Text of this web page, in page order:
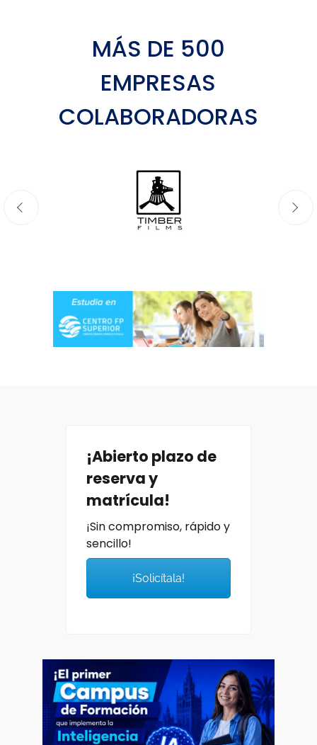
MÁS DE 500
EMPRESAS
COLABORADORAS
¡Abierto plazo de
reserva y
matrícula!
¡Sin compromiso, rápido y
sencillo!
¡Solicítala!